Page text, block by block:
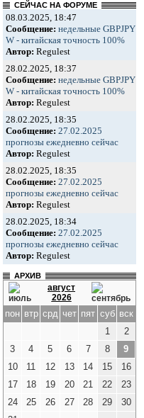
СЕЙЧАС НА ФОРУМЕ
08.03.2025, 18:47
Сообщение: недельные GBPJPY
W - китайская точность 100%
Автор: Regulest
28.02.2025, 18:37
Сообщение: недельные GBPJPY
W - китайская точность 100%
Автор: Regulest
28.02.2025, 18:35
Сообщение: 27.02.2025
прогнозы ежедневно сейчас
Автор: Regulest
28.02.2025, 18:35
Сообщение: 27.02.2025
прогнозы ежедневно сейчас
Автор: Regulest
28.02.2025, 18:34
Сообщение: 27.02.2025
прогнозы ежедневно сейчас
Автор: Regulest
АРХИВ
август
2026
пон втр срд чет пят суб вск
1
2
3
4 5 6 7 8
9
10
11 12 13 14 15
16
17
18 19 20 21 22
23
24
25 26 27 28 29
30